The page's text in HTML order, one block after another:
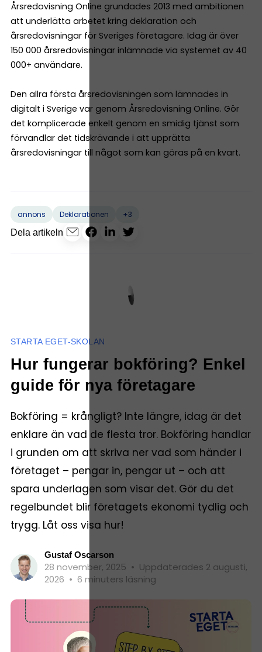
Årsredovisning Online grundades 2013 med ambitionen
att underlätta arbetet kring deklaration och
årsredovisningar för Sveriges företagare. Idag är över
150 000 årsredovisningar inlämnade via systemet av 40
000+ användare.
Den allra första årsredovisningen som lämnades in
digitalt i Sverige var genom Årsredovisning Online. Gör
det komplicerade enkelt genom en smidig tjänst som
förvandlar det tidskrävande i att upprätta
årsredovisningar till något som kan göras på en kvart.
annons Deklarationen
+3
Dela artikeln
STARTA EGET-SKOLAN
Hur fungerar bokföring? Enkel
guide för nya företagare
Bokföring = krångligt? Inte längre, idag är det
enklare än vad de flesta tror. Bokföring handlar
i grunden om att skriva ner vad som händer i
företaget – pengar in, pengar ut – och att
spara underlagen som visar det. Gör du det
regelbundet blir företagets ekonomi tydlig och
trygg. Låt oss visa hur!
Gustaf Oscarson
28 november, 2025 • Uppdaterades 2 augusti,
2026 • 6 minuters läsning